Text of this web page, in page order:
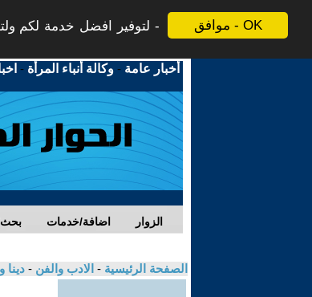
موافق - OK
لتوفير افضل خدمة لكم
أخبار عامة -وكالة أنباء المرأة -
اضافة/خدمات الزوار
الصفحة الرئيسية - الادب والفن - دينا